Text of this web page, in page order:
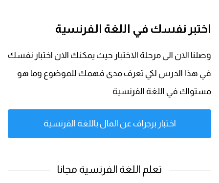
كلمات بحرف l
اختبر نفسك في اللغة الفرنسية
وصلنا الان الى مرحلة الاختبار حيث يمكنك الان اختبار نفسك
في هذا الدرس لكي تعرف مدى فهمك للموضوع وما هو
مستواك في اللغة الفرنسية
اختبار برجراف عن المال باللغة الفرنسية